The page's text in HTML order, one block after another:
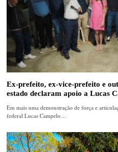
Ex-prefeito, ex-vice-prefeito e
estado declaram apoio a Lucas
Em mais uma demonstração de força e
federal Lucas Campelo…